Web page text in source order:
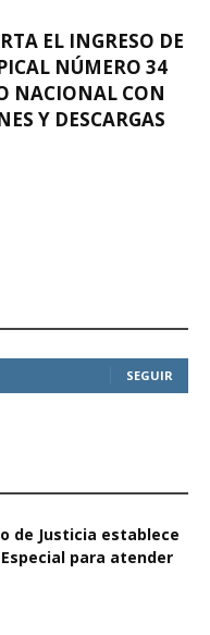
EL INGRESO DE
NÚMERO 34
NACIONAL CON
Y DESCARGAS
SEGUIR
de Justicia establece
para atender